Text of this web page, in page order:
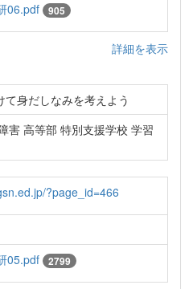
06.pdf 905
詳細を表示
て身だしなみを考えよう
害 高等部 特別支援学校 学習
?page_id=466
05.pdf 2799